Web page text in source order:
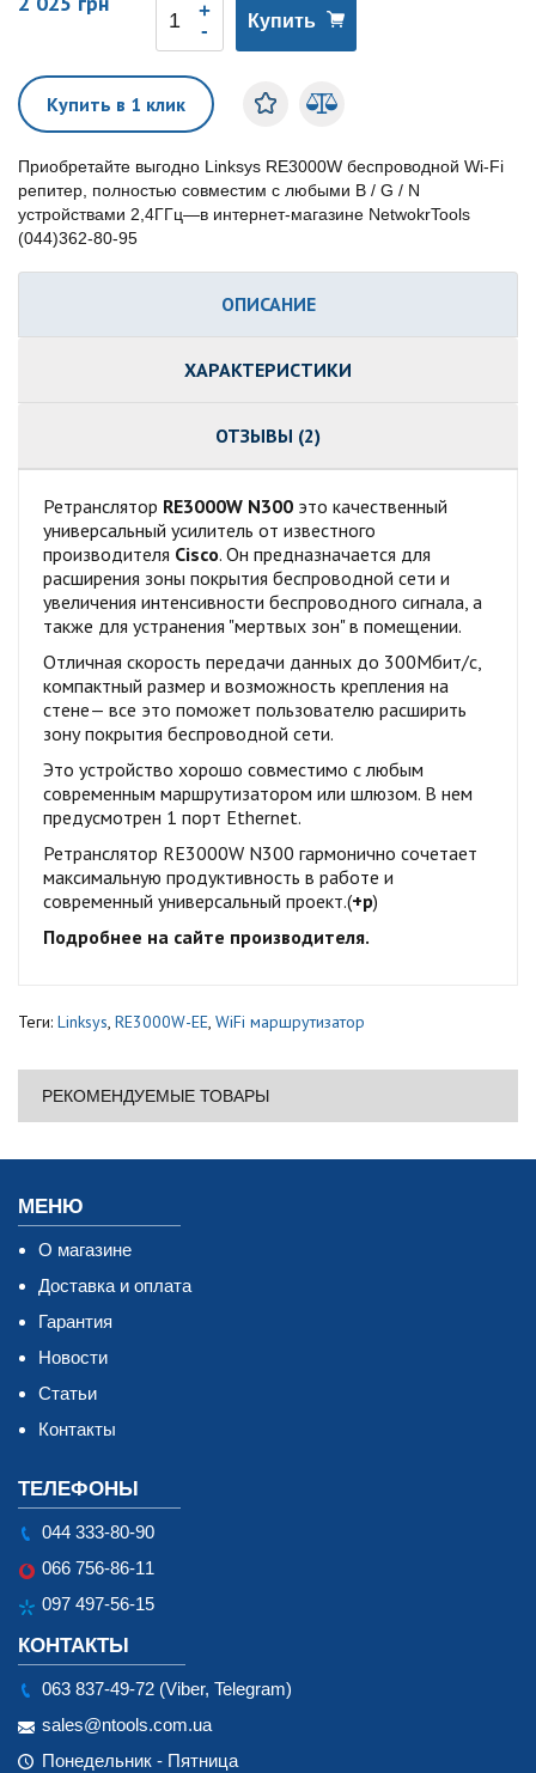
Купить
Купить в 1 клик
Приобретайте выгодно Linksys RE3000W беспроводной Wi-Fi
репитер, полностью совместим с любыми B / G / N
устройствами 2,4ГГц—в интернет-магазине NetwokrTools
(044)362-80-95
ОПИСАНИЕ
ХАРАКТЕРИСТИКИ
ОТЗЫВЫ (2)
Ретранслятор RE3000W N300 это качественный
универсальный усилитель от известного
производителя Cisco. Он предназначается для
расширения зоны покрытия беспроводной сети и
увеличения интенсивности беспроводного сигнала, а
также для устранения "мертвых зон" в помещении.
Отличная скорость передачи данных до 300Мбит/с,
компактный размер и возможность крепления на
стене— все это поможет пользователю расширить
зону покрытия беспроводной сети.
Это устройство хорошо совместимо с любым
современным маршрутизатором или шлюзом. В нем
предусмотрен 1 порт Ethernet.
Ретранслятор RE3000W N300 гармонично сочетает
максимальную продуктивность в работе и
современный универсальный проект.(+р)
Подробнее на сайте производителя.
Теги: Linksys, RE3000W-EE, WiFi маршрутизатор
РЕКОМЕНДУЕМЫЕ ТОВАРЫ
МЕНЮ
О магазине
Доставка и оплата
Гарантия
Новости
Статьи
Контакты
ТЕЛЕФОНЫ
044 333-80-90
066 756-86-11
097 497-56-15
КОНТАКТЫ
063 837-49-72 (Viber, Telegram)
sales@ntools.com.ua
Понедельник - Пятница